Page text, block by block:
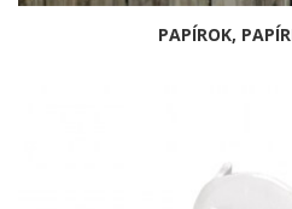
PAPÍROK,